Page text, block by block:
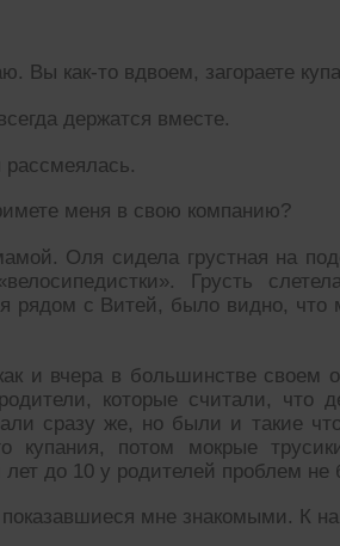
то вдвоем, загораете
держатся вместе.
рассмеялась.
меня в свою компанию?
Оля сидела грустная на
Грусть
рядом с Витей, было видно, что
и вчера в большинстве
которые считали, что
сразу же, но были и такие
купания, потом мокрые
до 10 у родителей проблем
мне знакомыми. К